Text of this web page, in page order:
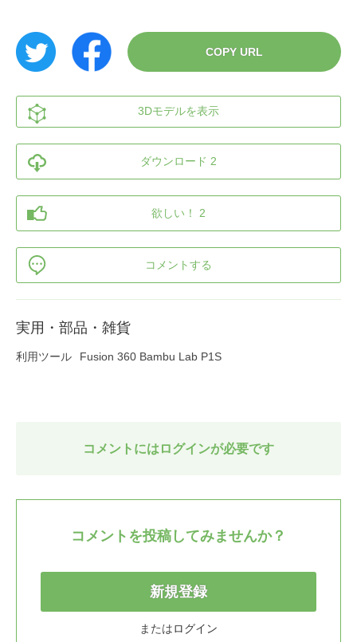
COPY URL
3Dモデルを表示
ダウンロード 2
欲しい！ 2
コメントする
実用・部品・雑貨
利用ツール Fusion 360 Bambu Lab P1S
コメントにはログインが必要です
コメントを投稿してみませんか？
新規登録
またはログイン